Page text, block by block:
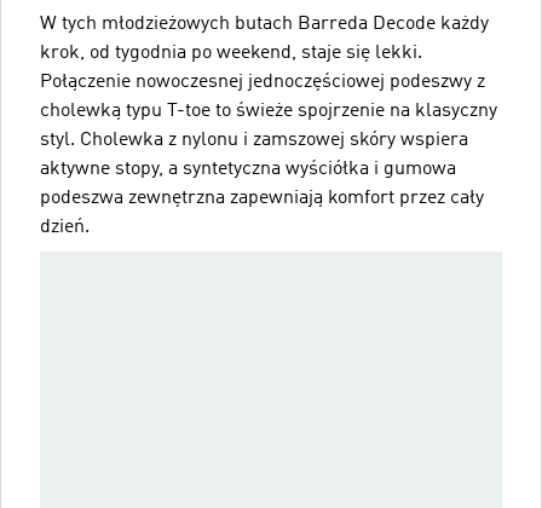
W tych młodzieżowych butach Barreda Decode każdy
krok, od tygodnia po weekend, staje się lekki.
Połączenie nowoczesnej jednoczęściowej podeszwy z
cholewką typu T-toe to świeże spojrzenie na klasyczny
styl. Cholewka z nylonu i zamszowej skóry wspiera
aktywne stopy, a syntetyczna wyściółka i gumowa
podeszwa zewnętrzna zapewniają komfort przez cały
dzień.